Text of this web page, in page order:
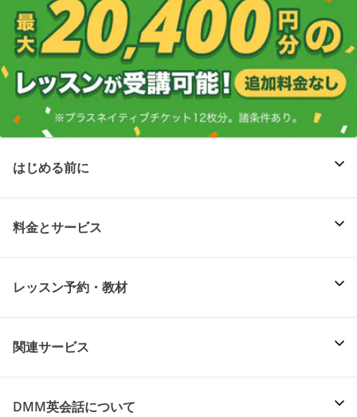
はじめる前に
料金とサービス
レッスン予約・教材
関連サービス
DMM英会話について